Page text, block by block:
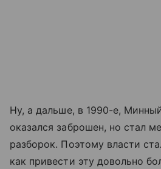
Ну, а дальше, в 1990-е,
оказался заброшен, но стал
разборок. Поэтому власти
как привести эту довольно